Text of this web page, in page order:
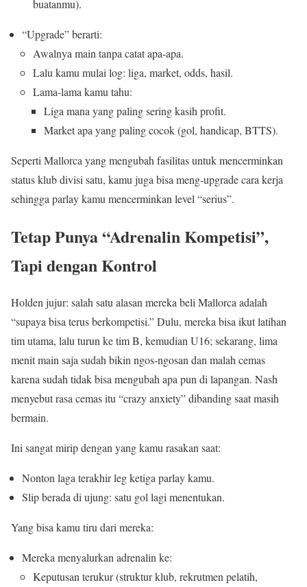
buatanmu).
“Upgrade” berarti:
Awalnya main tanpa catat apa‑apa.
Lalu kamu mulai log: liga, market, odds, hasil.
Lama‑lama kamu tahu:
Liga mana yang paling sering kasih profit.
Market apa yang paling cocok (gol, handicap, BTTS).
Seperti Mallorca yang mengubah fasilitas untuk mencerminkan
status klub divisi satu, kamu juga bisa meng-upgrade cara kerja
sehingga parlay kamu mencerminkan level “serius”.
Tetap Punya “Adrenalin Kompetisi”,
Tapi dengan Kontrol
Holden jujur: salah satu alasan mereka beli Mallorca adalah
“supaya bisa terus berkompetisi.” Dulu, mereka bisa ikut latihan
tim utama, lalu turun ke tim B, kemudian U16; sekarang, lima
menit main saja sudah bikin ngos‑ngosan dan malah cemas
karena sudah tidak bisa mengubah apa pun di lapangan. Nash
menyebut rasa cemas itu “crazy anxiety” dibanding saat masih
bermain.
Ini sangat mirip dengan yang kamu rasakan saat:
Nonton laga terakhir leg ketiga parlay kamu.
Slip berada di ujung: satu gol lagi menentukan.
Yang bisa kamu tiru dari mereka:
Mereka menyalurkan adrenalin ke:
Keputusan terukur (struktur klub, rekrutmen pelatih,